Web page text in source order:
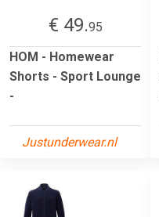
€ 49.95
HOM - Homewear
Shorts - Sport Lounge
-
Justunderwear.nl